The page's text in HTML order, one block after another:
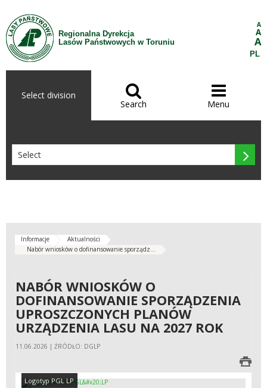
Skip to Content
Regionalna Dyrekcja
Lasów Państwowych w Toruniu
A
A
A
PL
Select division 
Search

Menu

Informacje
Aktualności
Nabór wniosków o dofinansowanie sporządz...
NABÓR WNIOSKÓW O
DOFINANSOWANIE SPORZĄDZENIA
UPROSZCZONYCH PLANÓW
URZĄDZENIA LASU NA 2027 ROK
11.06.2026 | ŹRÓDŁO: DGLP
Logotyp PGL LP